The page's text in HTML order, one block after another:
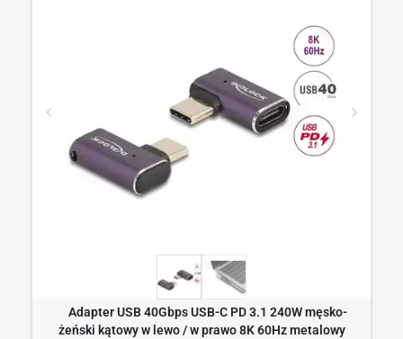
Adapter USB 40Gbps USB-C PD 3.1 240W męsko-
żeński kątowy w lewo / w prawo 8K 60Hz metalowy